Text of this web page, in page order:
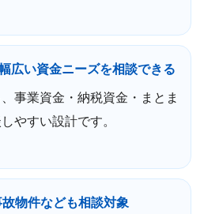
広い資金ニーズを相談できる
事業資金・納税資金・まとま
やすい設計です。
物件なども相談対象